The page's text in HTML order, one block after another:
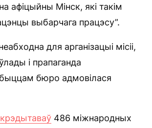
афіцыйны Мінск, які такім
выбарчага працэсу”.
для арганізацыі місіі,
і прапаганда
быццам бюро адмовілася
486 міжнародных